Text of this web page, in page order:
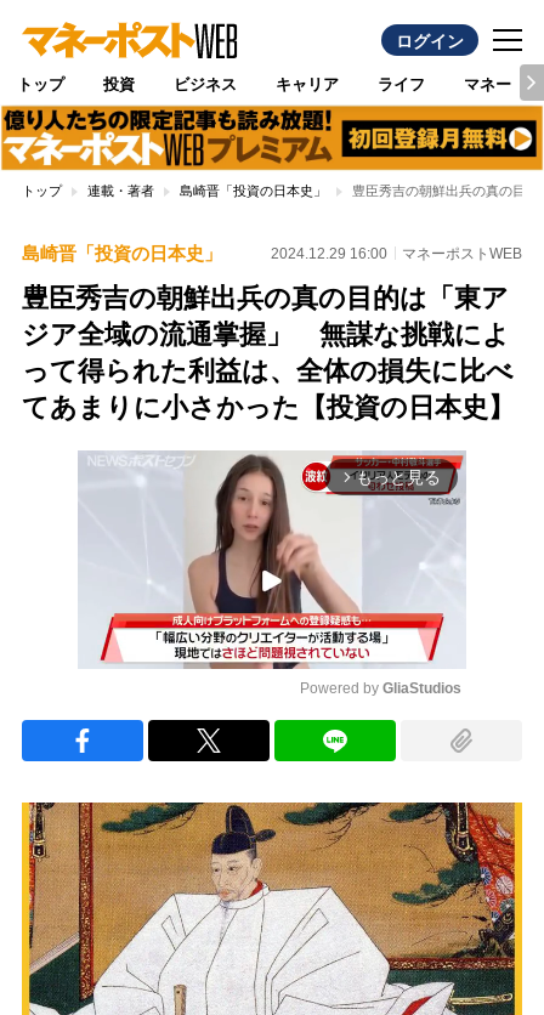
ログイン
トップ 投資 ビジネス キャリア ライフ マネー
トップ 連載・著者 島崎晋「投資の日本史」 豊臣秀吉の朝鮮出兵の真の目
島崎晋「投資の日本史」 2024.12.29 16:00 マネーポストWEB
豊臣秀吉の朝鮮出兵の真の目的は「東ア
ジア全域の流通掌握」 無謀な挑戦によ
って得られた利益は、全体の損失に比べ
てあまりに小さかった【投資の日本史】
arrow_forward_ios もっと見る
Powered by GliaStudios